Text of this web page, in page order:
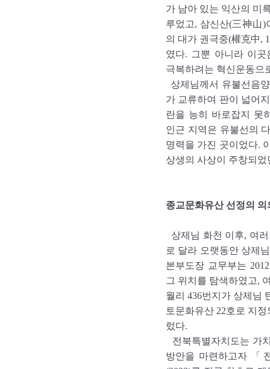
가 남아 있는 익산의 미
루었고, 삼신산(三神山)
의 대가 권극중(權克中,
였다. 그뿐 아니라 이곳
극복하려는 혁신운동으
상제님께서 유불선음
가 교류하여 판이 넓어
란을 능히 바로잡지 못
인근 지역은 유불선의
명력을 가진 곳이었다.
상생의 사상이 주창되었
종교문화유산 선정의 의
상제님 화천 이후, 여
로 달라 오랫동안 상제
본부도장 교무부는
그 위치를 탐색하였고,
월리 436번지가 상제님
토문화유산 22호로 지
렀다.
전북특별자치도는 가
방안을 마련하고자 「